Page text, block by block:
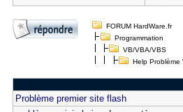
FORUM HardWare.fr
Programmation
VB/VBA/VBS
Help Problème
Problème premier site flash